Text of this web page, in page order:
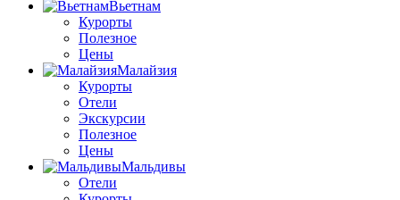
Вьетнам
Курорты
Полезное
Цены
Малайзия
Курорты
Отели
Экскурсии
Полезное
Цены
Мальдивы
Отели